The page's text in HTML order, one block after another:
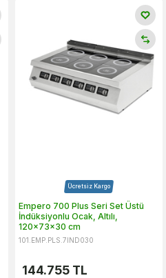
Ücretsiz Kargo
Empero 700 Plus Seri Set Üstü
İndüksiyonlu Ocak, Altılı,
120x73x30 cm
101.EMP.PLS.7IND030
144.755 TL